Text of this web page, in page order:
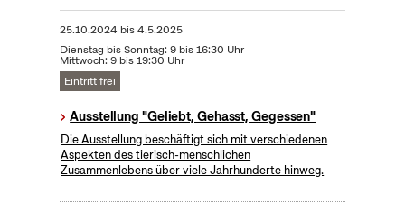
25.10.2024 bis4.5.2025
Dienstag bis Sonntag: 9 bis 16:30 Uhr
Mittwoch: 9 bis 19:30 Uhr
Eintritt frei
Ausstellung "Geliebt, Gehasst, Gegessen"
Die Ausstellung beschäftigt sich mit verschiedenen
Aspekten des tierisch-menschlichen
Zusammenlebens über viele Jahrhunderte hinweg.